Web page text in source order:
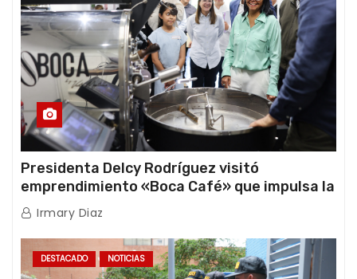
Presidenta Delcy Rodríguez visitó
emprendimiento «Boca Café» que impulsa la
producción nacional hacia mercados
internacionales
Irmary Diaz
DESTACADO NOTICIAS